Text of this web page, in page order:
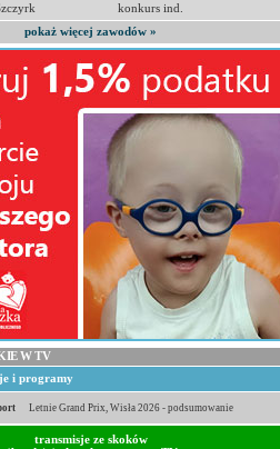
konkurs ind.
pokaż więcej zawodów »
W TV
i programy
Letnie Grand Prix, Wisła 2026 - podsumowanie
transmisje ze skoków